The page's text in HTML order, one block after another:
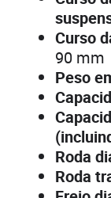
Curso
90 mm
Peso
Roda
Roda